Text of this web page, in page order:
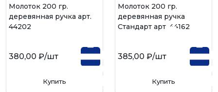
Молоток 200 гр.
деревянная ручка арт.
44202
380,00 ₽/шт
Купить
Молоток 200 гр.
деревянная ручка
Стандарт арт. 44162
385,00 ₽/шт
Купить